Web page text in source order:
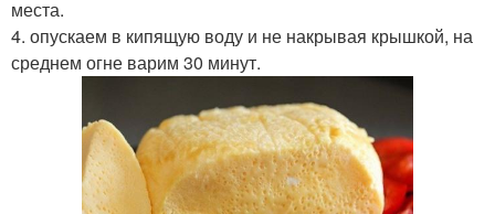
места.
4. опускаем в кипящую воду и не накрывая крышкой, на
среднем огне варим 30 минут.